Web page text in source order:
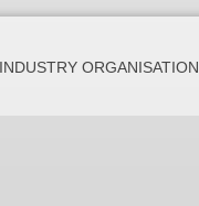
ORGANISATION